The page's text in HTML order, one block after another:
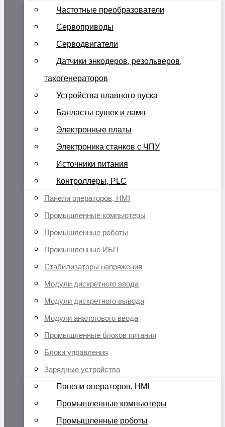
Частотные преобразователи
Сервоприводы
Серводвигатели
Датчики энкодеров, резольверов,
тахогенераторов
Устройства плавного пуска
Балласты сушек и ламп
Электронные платы
Электроника станков с ЧПУ
Источники питания
Контроллеры, PLC
Панели операторов, HMI
Промышленные компьютеры
Промышленные роботы
Промышленные ИБП
Стабилизаторы напряжения
Модули дискретного ввода
Модули дискретного вывода
Модули аналогового ввода
Промышленные блоков питания
Блоки управления
Зарядные устройства
Панели операторов, HMI
Промышленные компьютеры
Промышленные роботы